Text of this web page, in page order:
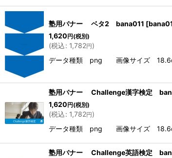
塾用バナー ベタ2 bana011 [
1,620円(税別)
(税込: 1,782円)
データ種類 png 画像サイズ
塾用バナー Challenge漢字検定
1,620円(税別)
(税込: 1,782円)
データ種類 png 画像サイズ
塾用バナー Challenge英語検定